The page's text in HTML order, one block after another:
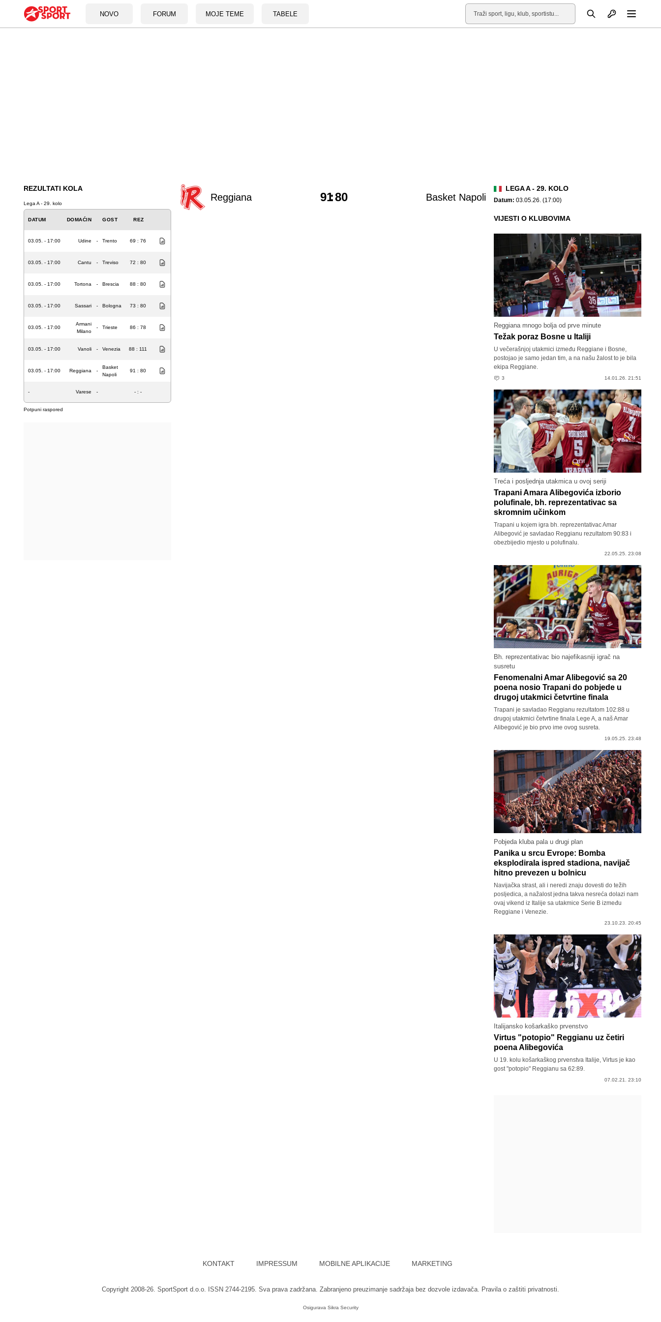
NOVO FORUM MOJE TEME TABELE
Pretraga Otvori profil
REZULTATI KOLA
Lega A - 29. kolo
DATUM DOMAĆIN GOST REZ
03.05. - 17:00 Udine - Trento 69 : 76
03.05. - 17:00 Cantu - Treviso 72 : 80
03.05. - 17:00 Tortona - Brescia 88 : 80
03.05. - 17:00 Sassari - Bologna 73 : 80
03.05. - 17:00
Armani
Milano
- Trieste 86 : 78
03.05. - 17:00 Vanoli - Venezia 88 : 111
03.05. - 17:00 Reggiana -
Basket
Napoli
91 : 80
- Varese - - : -
Potpuni raspored
Reggiana Basket Napoli
91
:80
LEGA A - 29. KOLO
Datum: 03.05.26. (17:00)
VIJESTI O KLUBOVIMA
Reggiana mnogo bolja od prve minute
Težak poraz Bosne u Italiji
U večerašnjoj utakmici između Reggiane i Bosne,
postojao je samo jedan tim, a na našu žalost to je bila
ekipa Reggiane.
3 14.01.26. 21:51
Treća i posljednja utakmica u ovoj seriji
Trapani Amara Alibegovića izborio
polufinale, bh. reprezentativac sa
skromnim učinkom
Trapani u kojem igra bh. reprezentativac Amar
Alibegović je savladao Reggianu rezultatom 90:83 i
obezbijedio mjesto u polufinalu.
22.05.25. 23:08
Bh. reprezentativac bio najefikasniji igrač na
susretu
Fenomenalni Amar Alibegović sa 20
poena nosio Trapani do pobjede u
drugoj utakmici četvrtine finala
Trapani je savladao Reggianu rezultatom 102:88 u
drugoj utakmici četvrtine finala Lege A, a naš Amar
Alibegović je bio prvo ime ovog susreta.
19.05.25. 23:48
Pobjeda kluba pala u drugi plan
Panika u srcu Evrope: Bomba
eksplodirala ispred stadiona, navijač
hitno prevezen u bolnicu
Navijačka strast, ali i neredi znaju dovesti do težih
posljedica, a nažalost jedna takva nesreća dolazi nam
ovaj vikend iz Italije sa utakmice Serie B između
Reggiane i Venezie.
23.10.23. 20:45
Italijansko košarkaško prvenstvo
Virtus "potopio" Reggianu uz četiri
poena Alibegovića
U 19. kolu košarkaškog prvenstva Italije, Virtus je kao
gost "potopio" Reggianu sa 62:89.
07.02.21. 23:10
KONTAKT IMPRESSUM MOBILNE APLIKACIJE MARKETING
Copyright 2008-26. SportSport d.o.o. ISSN 2744-2195. Sva prava zadržana. Zabranjeno preuzimanje sadržaja bez dozvole izdavača. Pravila o zaštiti privatnosti.
Osigurava Sikra Security